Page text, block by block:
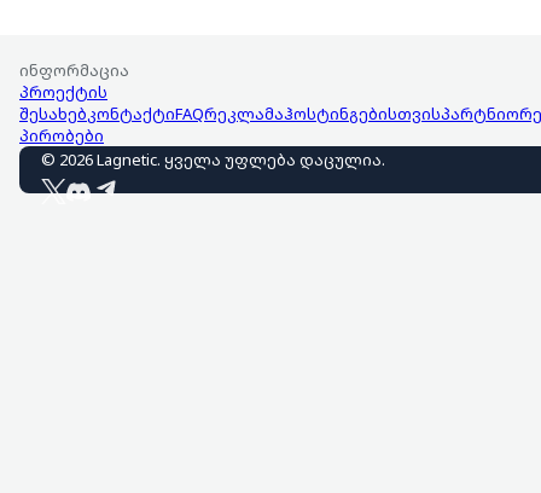
ინფორმაცია
პროექტის
შესახებკონტაქტიFAQრეკლამაჰოსტინგებისთვის
პირობები
© 2026Lagnetic. ყველა უფლება დაცულია.